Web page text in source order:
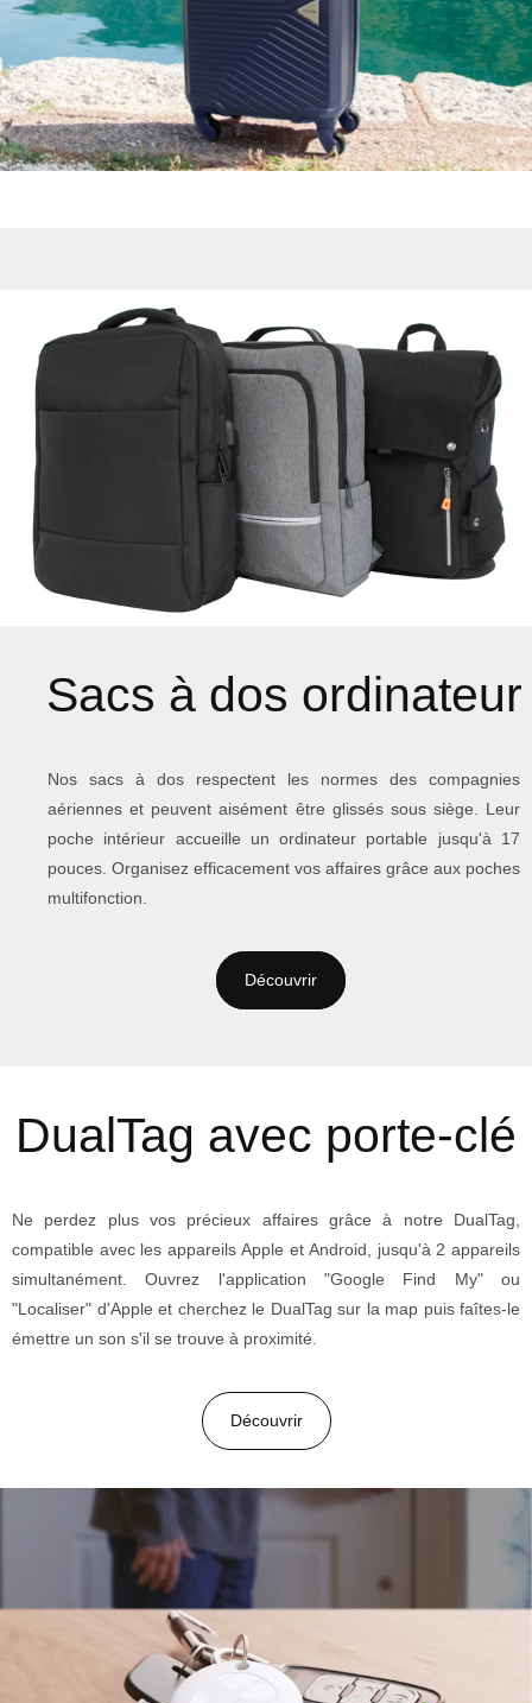
Sacs à dos ordinateur
Nos sacs à dos respectent les normes des compagnies
aériennes et peuvent aisément être glissés sous siège. Leur
poche intérieur accueille un ordinateur portable jusqu'à 17
pouces. Organisez efficacement vos affaires grâce aux poches
multifonction.
Découvrir
DualTag avec porte-clé
Ne perdez plus vos précieux affaires grâce à notre DualTag,
compatible avec les appareils Apple et Android, jusqu'à 2 appareils
simultanément. Ouvrez l'application "Google Find My" ou
"Localiser" d'Apple et cherchez le DualTag sur la map puis faîtes-le
émettre un son s'il se trouve à proximité.
Découvrir